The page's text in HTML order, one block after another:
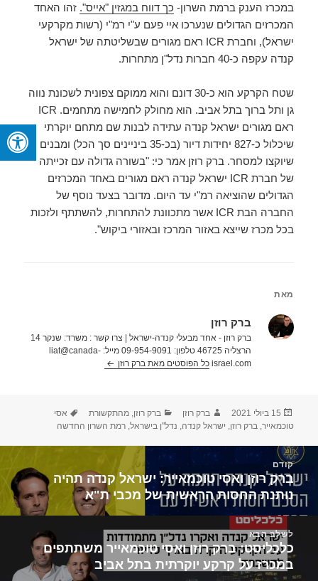
במכרז הענק ברמת השרון- כך דווח במגזין "אייס". זהו האחד
המכרזים הגדולים שנערכו איי פעם ע"י רמ"י (רשות מקרקעי
ישראל), וחברת ICR ראם מגורים שבשליטתה של ישראל
קנדה עקפה כ-40 חברות נדל"ן מתחרות.
שטח הקרקע הוא כ-30 דונם והוא ממוקם צפונית לשכונת נווה
גן ותל ברוך בתל אביב. הוא מחולק לחמישה מתחמים. ICR
ראם מגורים ישראל קנדה עתידה לבנות שם מתחם יוקרתי
שיכלול כ-827 יחידות דיור (בכ-35 ביניינים סך הכל) ומבנים
שיוקצו למסחר. ברק רוזן אמר כי: "בשורה גדולה עם זכייתה
של חברת ICR ישראל קנדה ראם מגורים באחד המכרזים
הגדולים שהוציאה רמ"י עד היום. מדובר בצעד נוסף של
החברה הבת ICR אשר מתכוונת להתחרות, להשתתף ולזכות
בכל מכרז שייצא באזור המרכז ובאזורי ביקוש".
מאת
ברק רוזן
ברק רוזן - אחד מבעלי קנדה-ישראל | צרו קשר : משרד: שנקר 14
הרצליה 46725 טלפון: 09-954-9091 מייל: liat@canada-
israel.com כל הפוסטים מאת ברק רוזן‏
פורסם
בתאריך
15 ביולי 2021 מחבר
ברק רוזן קטגוריות
ברק רוזן,מהתקשורת תגיות
אסי
טוכמאייר,ברק רוזן, ישראל קנדה, נדל"ן בישראל,רמת השרון החדשה
ניווט
קודם
הפוסט
הקודם:
ברק רוזן ואסי טוכמאייר: ישראל קנדה תהיה
נותנת החסות הראשית של מכבי ת"א
לשלב הבא
הפוסט
הבא:
כלכליסט: ברק רוזן ואסי טוכמאייר משתתפים
במכרז על קרקע יוקרתית בתל אביב